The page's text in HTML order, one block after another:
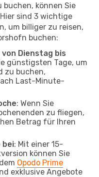
buchen, können Sie
sind 3 wichtige
um billiger zu reisen,
buchen:
Dienstag bis
günstigsten Tage, um
zu buchen,
Last-Minute-
: Wenn Sie
zu fliegen,
Betrag für Ihren
bei: Mit einer 15-
können Sie
Opodo Prime
exklusive Angebote